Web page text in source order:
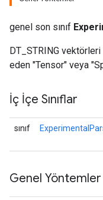
genel son sınıf
DT_STRING
eden "Tensor" veya
İç İçe Sınıflar
sınıf
Genel Yöntemler